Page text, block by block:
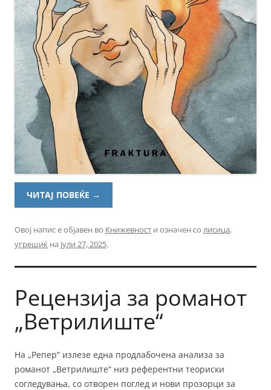
ЧИТАЈ ПОВЕЌЕ →
Овој напис е објавен во Книжевност и означен со лисица,
угрешиќ на јули 27, 2025.
Рецензија за романот
„Ветрилиште“
На „Репер“ излезе една продлабочена анализа за
романот „Ветрилиште“ низ референтни теориски
согледувања, со отворен поглед и нови прозорци за